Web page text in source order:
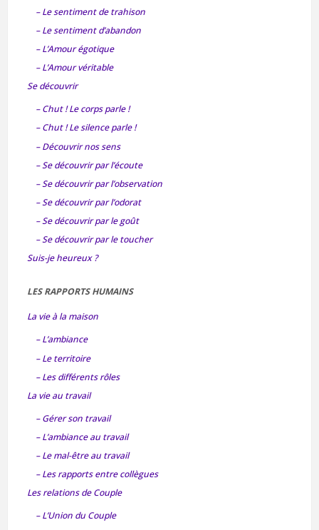
– Le sentiment de trahison
– Le sentiment d’abandon
– L’Amour égotique
– L’Amour véritable
Se découvrir
– Chut ! Le corps parle !
– Chut ! Le silence parle !
– Découvrir nos sens
– Se découvrir par l’écoute
– Se découvrir par l’observation
– Se découvrir par l’odorat
– Se découvrir par le goût
– Se découvrir par le toucher
Suis-je heureux ?
LES RAPPORTS HUMAINS
La vie à la maison
– L’ambiance
– Le territoire
– Les différents rôles
La vie au travail
– Gérer son travail
– L’ambiance au travail
– Le mal-être au travail
– Les rapports entre collègues
Les relations de Couple
– L’Union du Couple